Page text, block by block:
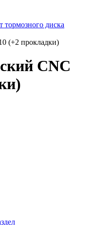
тормозного диска
(+2 прокладки)
CNC